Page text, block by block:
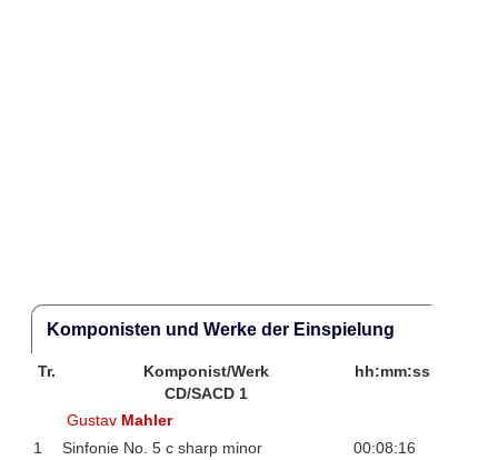
Komponisten und Werke der Einspielung
Tr. Komponist/Werk
hh:mm:ss
CD/SACD 1
Gustav Mahler
1
Sinfonie No. 5 c sharp minor
00:08:16